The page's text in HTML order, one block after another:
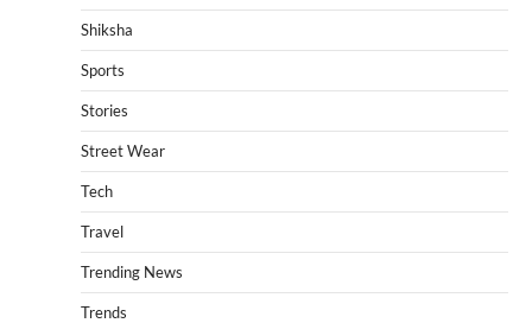
Shiksha
Sports
Stories
Street Wear
Tech
Travel
Trending News
Trends